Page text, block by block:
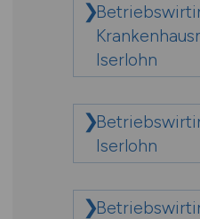
Iserlohn
Iserlohn